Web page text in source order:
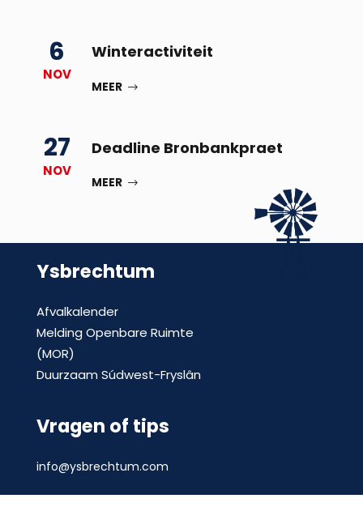
6
NOV
Winteractiviteit
MEER
27
NOV
Deadline Bronbankpraet
MEER
Ysbrechtum
Afvalkalender
Melding Openbare Ruimte
(MOR)
Duurzaam Súdwest-Fryslân
Vragen of tips
info@ysbrechtum.com